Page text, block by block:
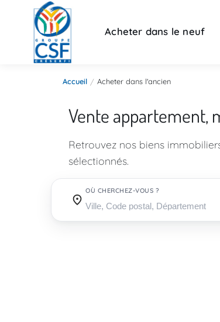
Acheter dans le neuf
Accueil Acheter dans l'ancien
Vente appartement,
Retrouvez nos biens
sélectionnés.
OÙ CHERCHEZ-VOUS ?
Où cherchez-vous ?